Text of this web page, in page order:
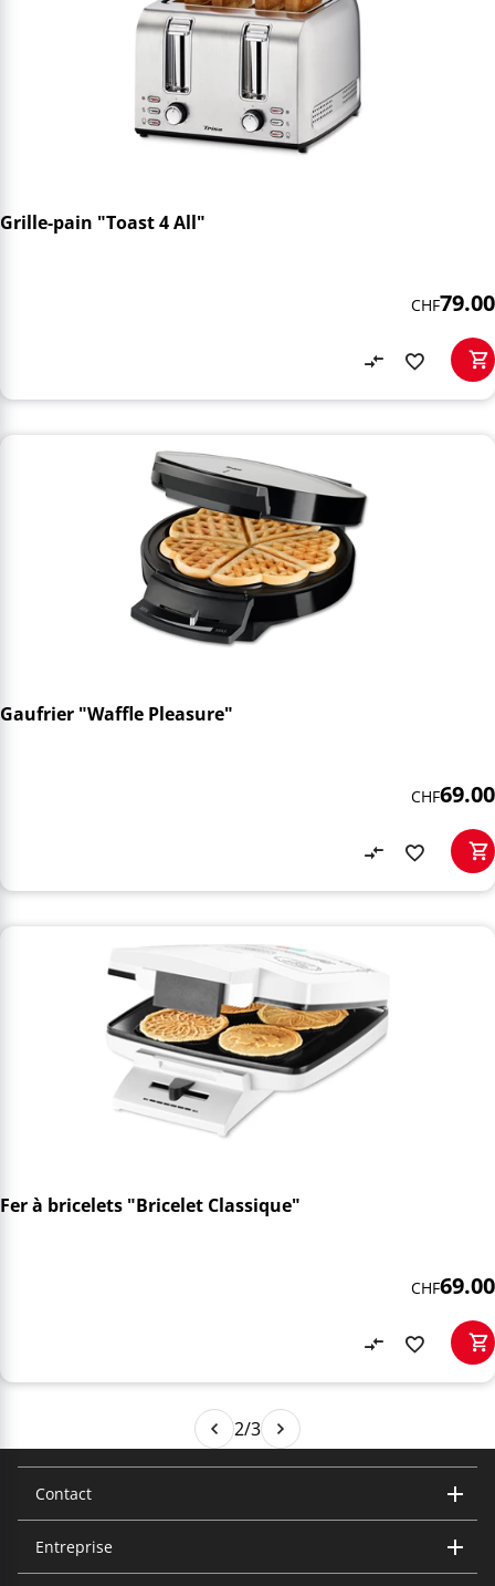
Grille-pain "Toast 4 All"
CHF79.00
Gaufrier "Waffle Pleasure"
CHF69.00
Fer à bricelets "Bricelet Classique"
CHF69.00
2/3
Contact
Trisa Electronics AG
Kantonsstrasse 121
Entreprise